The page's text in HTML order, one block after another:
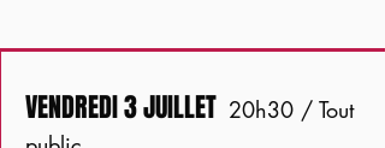
VENDREDI 3 JUILLET 20h30 / Tout